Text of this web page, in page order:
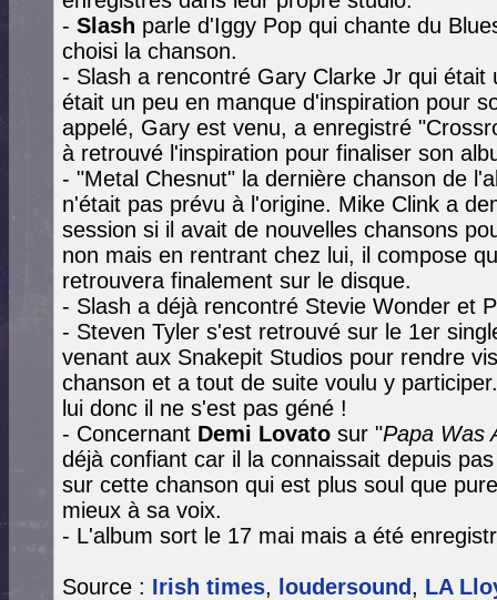
- Slash parle d'Iggy Pop qui chante du
choisi la chanson.
- Slash a rencontré Gary Clarke Jr qui
était un peu en manque d'inspiration pour
appelé, Gary est venu, a enregistré
à retrouvé l'inspiration pour finaliser son
- "Metal Chesnut" la dernière chanson de
n'était pas prévu à l'origine. Mike Clink a
session si il avait de nouvelles chansons
non mais en rentrant chez lui, il compose
retrouvera finalement sur le disque.
- Slash a déjà rencontré Stevie Wonder et
- Steven Tyler s'est retrouvé sur le 1er
venant aux Snakepit Studios pour rendre
chanson et a tout de suite voulu y
lui donc il ne s'est pas géné !
- Concernant Demi Lovato sur "Papa Was
déjà confiant car il la connaissait depuis
sur cette chanson qui est plus soul que
mieux à sa voix.
- L'album sort le 17 mai mais a été
Source : Irish times, loudersound , LA